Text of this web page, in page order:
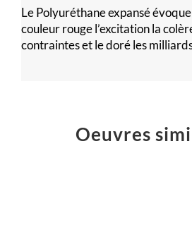
Le Polyuréthane expansé
couleur rouge l’excitation la
contraintes et le doré les
Oeuvres